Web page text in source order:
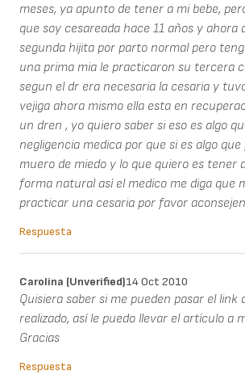
meses, ya apunto de tener a mi bebe,
que soy cesareada hace 11 años y ahora
segunda hijita por parto normal pero
una prima mia le practicaron su tercera
segun el dr era necesaria la cesaria y
vejiga ahora mismo ella esta en
un dren , yo quiero saber si eso es algo
negligencia medica por que si es algo
muero de miedo y lo que quiero es tener
forma natural así el medico me diga que
practicar una cesaria por favor
Respuesta
Carolina (unverified)14 Oct 2010
Quisiera saber si me pueden pasar el link
realizado, así le puedo llevar el artículo a
Gracias
Respuesta